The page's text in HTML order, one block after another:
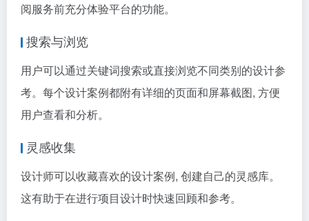
阅服务前充分体验平台的功能。
搜索与浏览
用户可以通过关键词搜索或直接浏览不同类别的设计参
考。每个设计案例都附有详细的页面和屏幕截图, 方便
用户查看和分析。
灵感收集
设计师可以收藏喜欢的设计案例, 创建自己的灵感库。
这有助于在进行项目设计时快速回顾和参考。